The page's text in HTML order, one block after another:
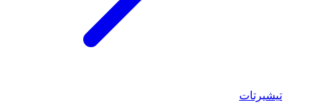
تيشيرتات